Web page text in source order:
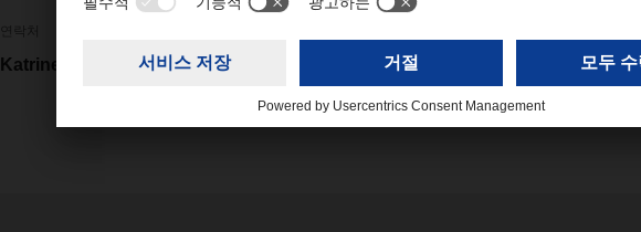
Katrine Cheng katrine.cheng@dachser.com